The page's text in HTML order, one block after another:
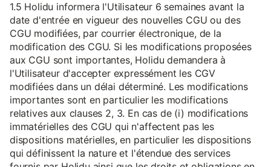
1.5 Holidu informera l'Utilisateur 6 semaines avant la
date d'entrée en vigueur des nouvelles CGU ou des
CGU modifiées, par courrier électronique, de la
modification des CGU. Si les modifications proposées
aux CGU sont importantes, Holidu demandera à
l'Utilisateur d'accepter expressément les CGV
modifiées dans un délai déterminé. Les modifications
importantes sont en particulier les modifications
relatives aux clauses 2, 3. En cas de (i) modifications
immatérielles des CGU qui n'affectent pas les
dispositions matérielles, en particulier les dispositions
qui définissent la nature et l'étendue des services